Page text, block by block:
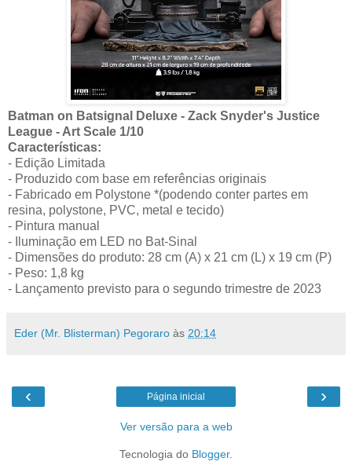
Batman on Batsignal Deluxe - Zack Snyder's Justice
League - Art Scale 1/10
Características:
- Edição Limitada
- Produzido com base em referências originais
- Fabricado em Polystone *(podendo conter partes em
resina, polystone, PVC, metal e tecido)
- Pintura manual
- Iluminação em LED no Bat-Sinal
- Dimensões do produto: 28 cm (A) x 21 cm (L) x 19 cm (P)
- Peso: 1,8 kg
- Lançamento previsto para o segundo trimestre de 2023
Eder (Mr. Blisterman) Pegoraro às 20:14
‹ ›
Página inicial
Ver versão para a web
Tecnologia do Blogger.